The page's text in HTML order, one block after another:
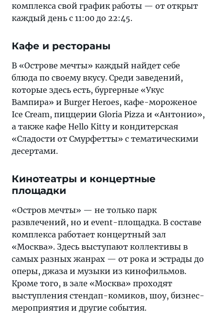
комплекса свой график работы — от открыт
каждый день с 11:00 до 22:45.
Кафе и рестораны
В «Острове мечты» каждый найдет себе
блюда по своему вкусу. Среди заведений,
которые здесь есть, бургерные «Укус
Вампира» и Burger Heroes, кафе-мороженое
Ice Cream, пиццерии Gloria Pizza и «Антонио»,
а также кафе Hello Kitty и кондитерская
«Сладости от Смурфетты» с тематическими
десертами.
Кинотеатры и концертные
площадки
«Остров мечты» — не только парк
развлечений, но и event-площадка. В составе
комплекса работает концертный зал
«Москва». Здесь выступают коллективы в
самых разных жанрах — от рока и эстрады до
оперы, джаза и музыки из кинофильмов.
Кроме того, в зале «Москва» проходят
выступления стендап-комиков, шоу, бизнес-
мероприятия и другие события.